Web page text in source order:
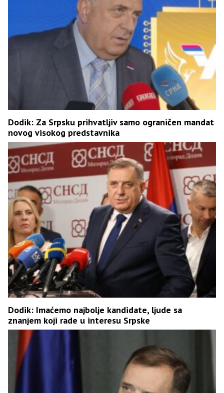
Dodik: Za Srpsku prihvatljiv samo ograničen mandat
novog visokog predstavnika
Dodik: Imaćemo najbolje kandidate, ljude sa
znanjem koji rade u interesu Srpske